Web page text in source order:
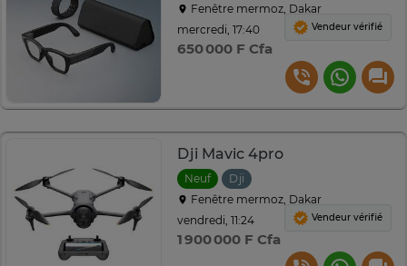
Fenêtre mermoz, Dakar
mercredi, 17:40
650 000 F Cfa
Vendeur vérifié
Dji Mavic 4pro
Neuf
Dji
Fenêtre mermoz, Dakar
vendredi, 11:24
1 900 000 F Cfa
Vendeur vérifié